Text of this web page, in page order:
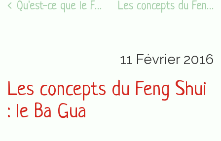
Qu'est-ce que le Feng Shui ?
Les concepts du Feng Shui : le rangement
11 Février 2016
Les concepts du Feng Shui
: le Ba Gua